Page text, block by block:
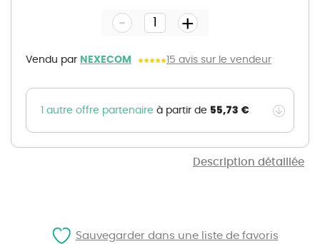
Description détaillée
gallery
Vendu par NEXECOM 15 avis sur le vendeur
- +
1 autre offre partenaire à partir de 55,73 €
Sauvegarder dans une liste de favoris